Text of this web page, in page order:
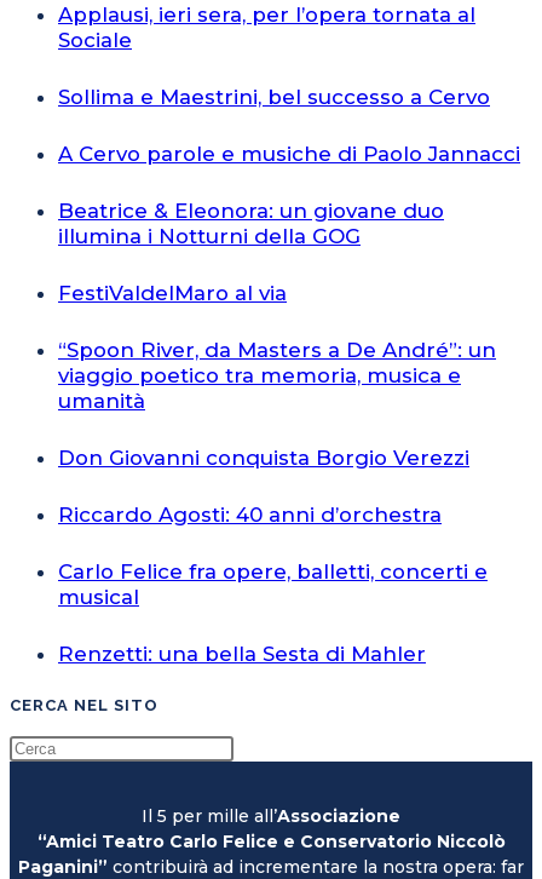
Applausi, ieri sera, per l’opera tornata al
Sociale
Sollima e Maestrini, bel successo a Cervo
A Cervo parole e musiche di Paolo Jannacci
Beatrice & Eleonora: un giovane duo
illumina i Notturni della GOG
FestiValdelMaro al via
“Spoon River, da Masters a De André”: un
viaggio poetico tra memoria, musica e
umanità
Don Giovanni conquista Borgio Verezzi
Riccardo Agosti: 40 anni d’orchestra
Carlo Felice fra opere, balletti, concerti e
musical
Renzetti: una bella Sesta di Mahler
CERCA NEL SITO
Il 5 per mille all’Associazione
“Amici Teatro Carlo Felice e Conservatorio Niccolò
Paganini” contribuirà ad incrementare la nostra opera: far